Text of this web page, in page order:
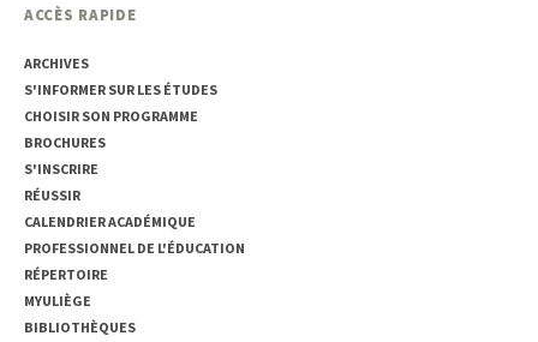
ACCÈS RAPIDE
ARCHIVES
S'INFORMER SUR LES ÉTUDES
CHOISIR SON PROGRAMME
BROCHURES
S'INSCRIRE
RÉUSSIR
CALENDRIER ACADÉMIQUE
PROFESSIONNEL DE L'ÉDUCATION
RÉPERTOIRE
MYULIÈGE
BIBLIOTHÈQUES